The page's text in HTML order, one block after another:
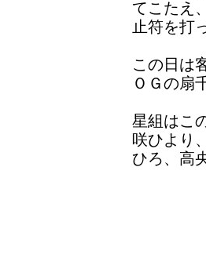
てこたえ
止符を打
この日は
ＯＧの扇
星組はこ
咲ひより
ひろ、高